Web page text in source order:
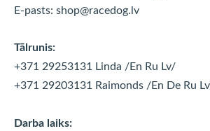
E-pasts: shop@racedog.lv
Tālrunis:
+371 29253131 Linda /En Ru Lv/
+371 29203131 Raimonds /En De Ru
Darba laiks: